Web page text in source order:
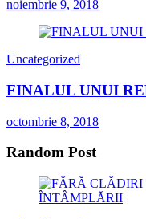
noiembrie 9, 2018
Uncategorized
FINALUL UNUI
octombrie 8, 2018
Random Post